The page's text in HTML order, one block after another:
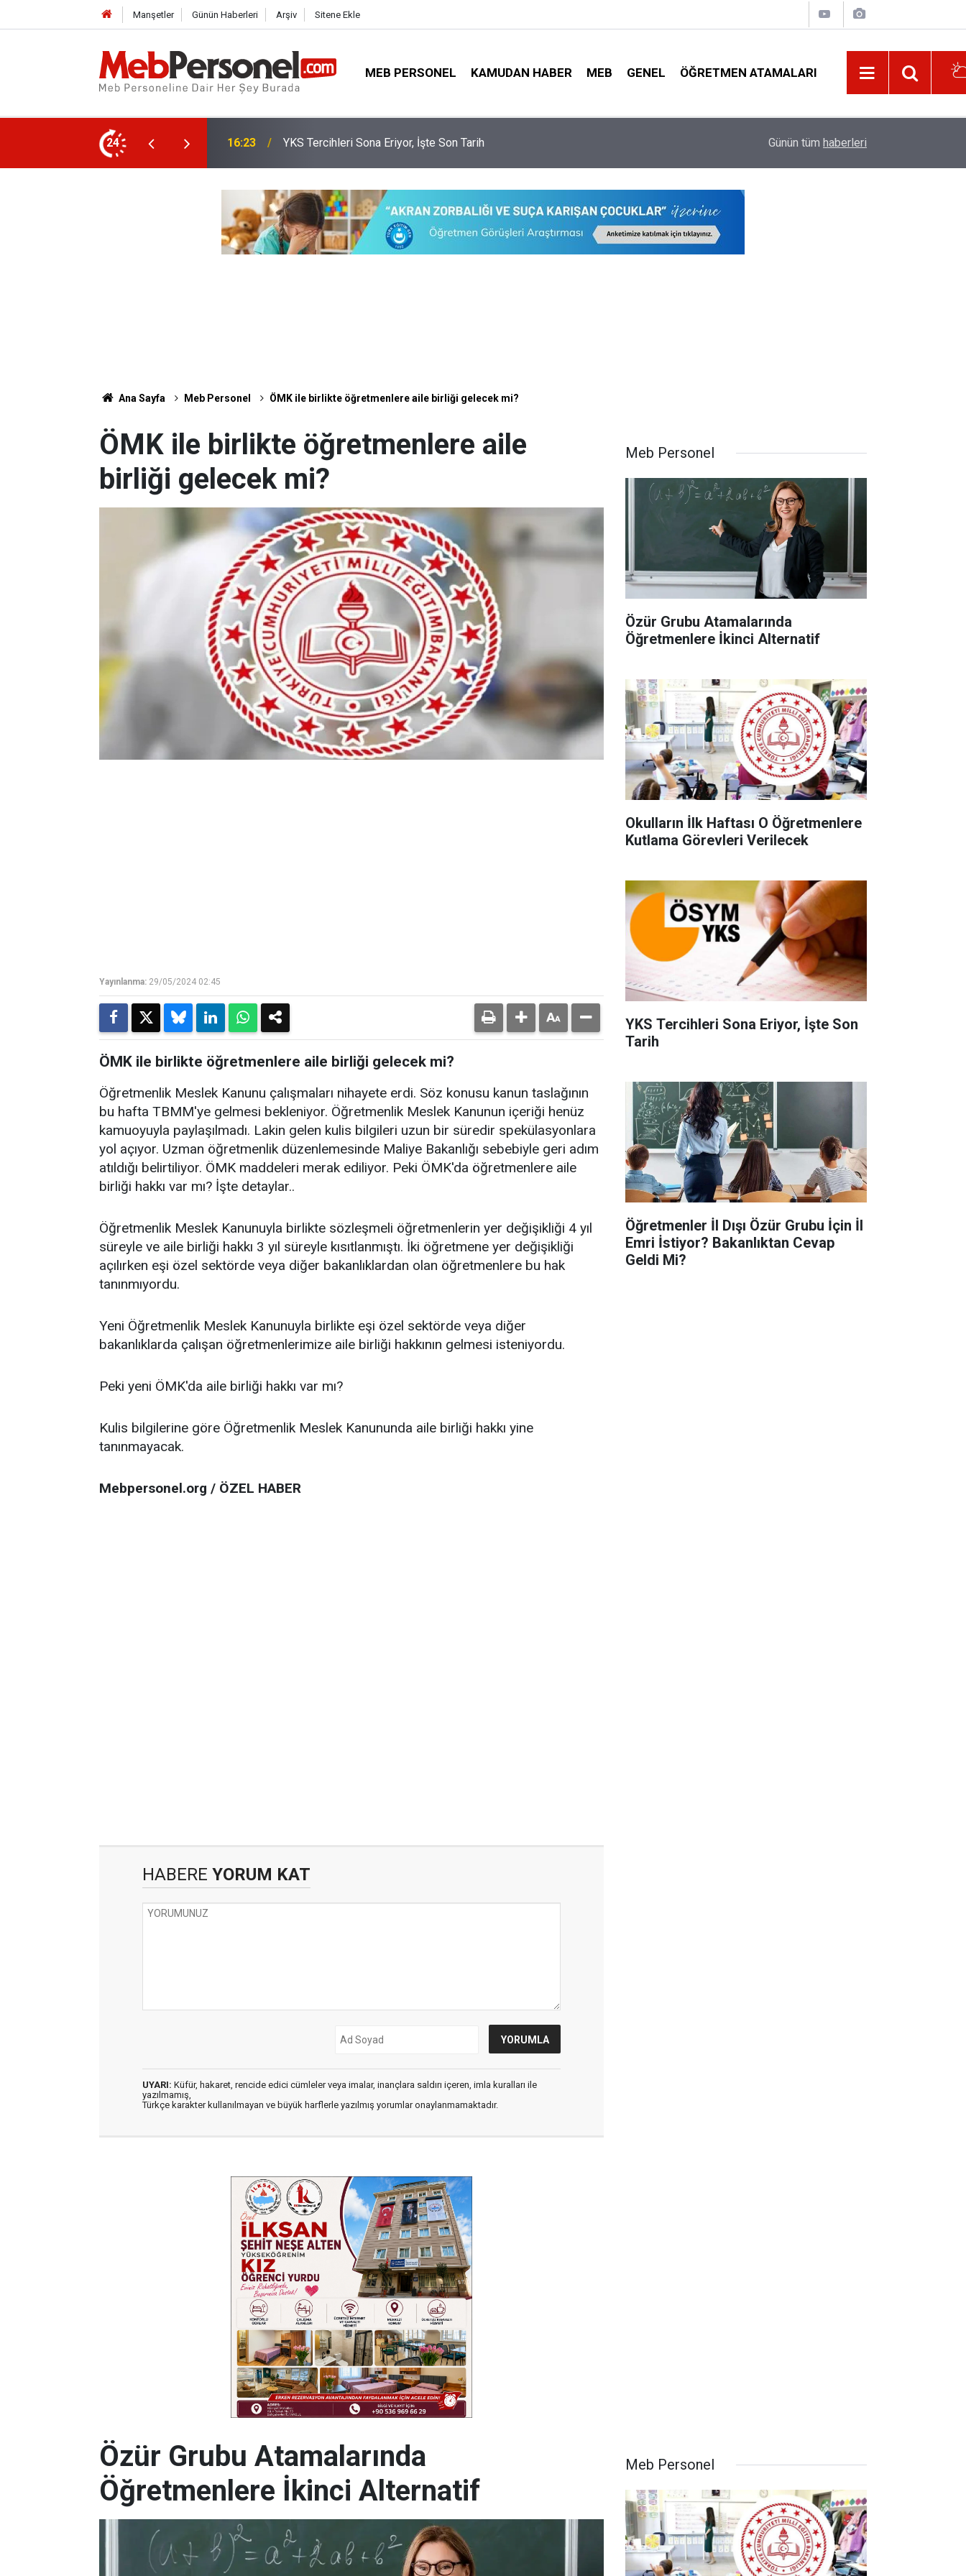
Manşetler Günün Haberleri Arşiv Sitene Ekle
MEB PERSONEL KAMUDAN HABER MEB GENEL ÖĞRETMEN ATAMALARI
24 15:35
Öğretmenler İl Dışı Özür Grubu İçin İl Emri İstiyor? Bakanlıktan Cevap Geldi
Mi?
Günün tüm haberleri
Ana Sayfa Meb Personel ÖMK ile birlikte öğretmenlere aile birliği gelecek mi?
ÖMK ile birlikte öğretmenlere aile
birliği gelecek mi?
Yayınlanma: 29/05/2024 02:45
ÖMK ile birlikte öğretmenlere aile birliği gelecek mi?
Öğretmenlik Meslek Kanunu çalışmaları nihayete erdi. Söz konusu kanun taslağının
bu hafta TBMM'ye gelmesi bekleniyor. Öğretmenlik Meslek Kanunun içeriği henüz
kamuoyuyla paylaşılmadı. Lakin gelen kulis bilgileri uzun bir süredir spekülasyonlara
yol açıyor. Uzman öğretmenlik düzenlemesinde Maliye Bakanlığı sebebiyle geri adım
atıldığı belirtiliyor. ÖMK maddeleri merak ediliyor. Peki ÖMK'da öğretmenlere aile
birliği hakkı var mı? İşte detaylar..
Öğretmenlik Meslek Kanunuyla birlikte sözleşmeli öğretmenlerin yer değişikliği 4 yıl
süreyle ve aile birliği hakkı 3 yıl süreyle kısıtlanmıştı. İki öğretmene yer değişikliği
açılırken eşi özel sektörde veya diğer bakanlıklardan olan öğretmenlere bu hak
tanınmıyordu.
Yeni Öğretmenlik Meslek Kanunuyla birlikte eşi özel sektörde veya diğer
bakanlıklarda çalışan öğretmenlerimize aile birliği hakkının gelmesi isteniyordu.
Peki yeni ÖMK'da aile birliği hakkı var mı?
Kulis bilgilerine göre Öğretmenlik Meslek Kanununda aile birliği hakkı yine
tanınmayacak.
Mebpersonel.org / ÖZEL HABER
HABERE YORUM KAT
UYARI: Küfür, hakaret, rencide edici cümleler veya imalar, inançlara saldırı içeren, imla kuralları ile
yazılmamış,
Türkçe karakter kullanılmayan ve büyük harflerle yazılmış yorumlar onaylanmamaktadır.
Meb Personel
Özür Grubu Atamalarında
Öğretmenlere İkinci Alternatif
Okulların İlk Haftası O Öğretmenlere
Kutlama Görevleri Verilecek
YKS Tercihleri Sona Eriyor, İşte Son
Tarih
Öğretmenler İl Dışı Özür Grubu İçin İl
Emri İstiyor? Bakanlıktan Cevap
Geldi Mi?
Özür Grubu Atamalarında
Öğretmenlere İkinci Alternatif
Meb Personel